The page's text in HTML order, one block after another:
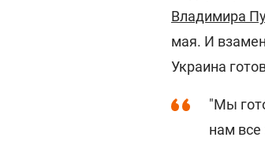
Владимира
мая. И
Украина
"Мы
нам все